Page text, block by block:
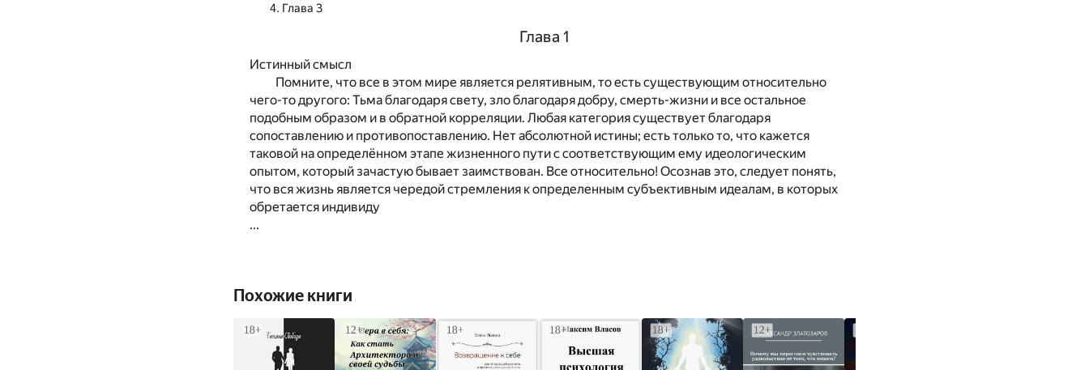
Глава 3
Глава 1
Истинный смысл
Помните, что все в этом мире является релятивным, то есть существующим относительно
чего-то другого: Тьма благодаря свету, зло благодаря добру, смерть-жизни и все остальное
подобным образом и в обратной корреляции. Любая категория существует благодаря
сопоставлению и противопоставлению. Нет абсолютной истины; есть только то, что кажется
таковой на определённом этапе жизненного пути с соответствующим ему идеологическим
опытом, который зачастую бывает заимствован. Все относительно! Осознав это, следует понять,
что вся жизнь является чередой стремления к определенным субъективным идеалам, в которых
обретается индивиду
...
Похожие книги